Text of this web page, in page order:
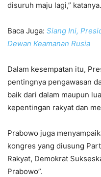
disuruh maju lagi,” katanya.
Baca Juga: Siang Ini,
Dewan Keamanan Rusia
Dalam kesempatan itu,
pentingnya pengawasan
baik dari dalam maupun
kepentingan rakyat dan
Prabowo juga
kongres yang diusung
Rakyat, Demokrat
Prabowo”.